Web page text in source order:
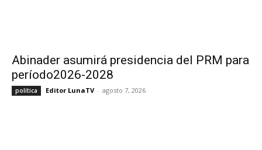
Abinader asumirá presidencia del PRM para
período2026-2028
política Editor LunaTV - agosto 7, 2026